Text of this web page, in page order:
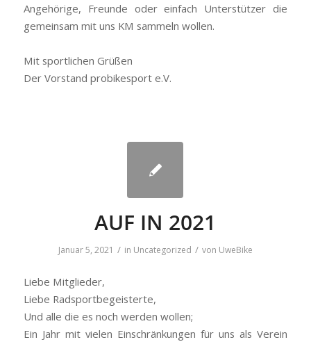
Angehörige, Freunde oder einfach Unterstützer die
gemeinsam mit uns KM sammeln wollen.
Mit sportlichen Grüßen
Der Vorstand probikesport e.V.
AUF IN 2021
Januar 5, 2021 / in Uncategorized / von UweBike
Liebe Mitglieder,
Liebe Radsportbegeisterte,
Und alle die es noch werden wollen;
Ein Jahr mit vielen Einschränkungen für uns als Verein